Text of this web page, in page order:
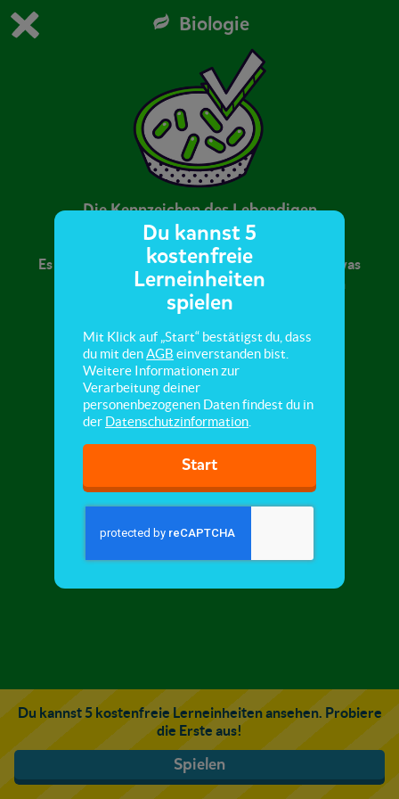
Du spielst die kostenfreie Testversion von scoyo.
Jetzt bestellen
0 1
Biologie
Die Kennzeichen des Lebendigen
Es ist nicht immer einfach zu entscheiden, ob etwas
lebendig ist oder nicht. Hier lernst du, wie man
beides unterscheiden kann.
Du kannst 5 kostenfreie Lerneinheiten ansehen. Probiere
die Erste aus!
Spielen
Du kannst 5
kostenfreie
Lerneinheiten
spielen
Mit Klick auf „Start“ bestätigst du, dass
du mit denAGB einverstanden bist.
Weitere Informationen zur
Verarbeitung deiner
personenbezogenen Daten findest du in
der Datenschutzinformation
Start